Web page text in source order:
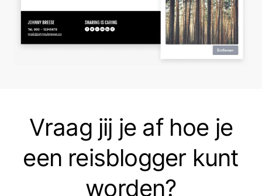
Vraag jij je af hoe je
een reisblogger kunt
worden?